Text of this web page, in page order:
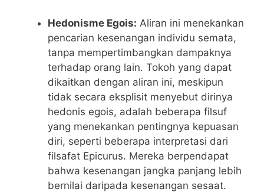
Hedonisme Egois: Aliran ini menekankan
pencarian kesenangan individu semata,
tanpa mempertimbangkan dampaknya
terhadap orang lain. Tokoh yang dapat
dikaitkan dengan aliran ini, meskipun
tidak secara eksplisit menyebut dirinya
hedonis egois, adalah beberapa filsuf
yang menekankan pentingnya kepuasan
diri, seperti beberapa interpretasi dari
filsafat Epicurus. Mereka berpendapat
bahwa kesenangan jangka panjang lebih
bernilai daripada kesenangan sesaat.